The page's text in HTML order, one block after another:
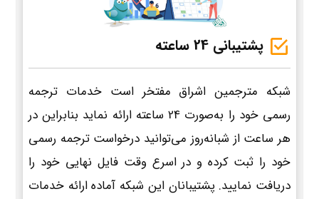
پشتیبانی 24 ساعته
شبکه مترجمین اشراق مفتخر است خدمات ترجمه
رسمی خود را به‌صورت 24 ساعته ارائه نماید بنابراین در
هر ساعت از شبانه‌روز می‌توانید درخواست ترجمه رسمی
خود را ثبت کرده و در اسرع وقت فایل نهایی خود را
دریافت نمایید. پشتیبانان این شبکه آماده ارائه خدمات